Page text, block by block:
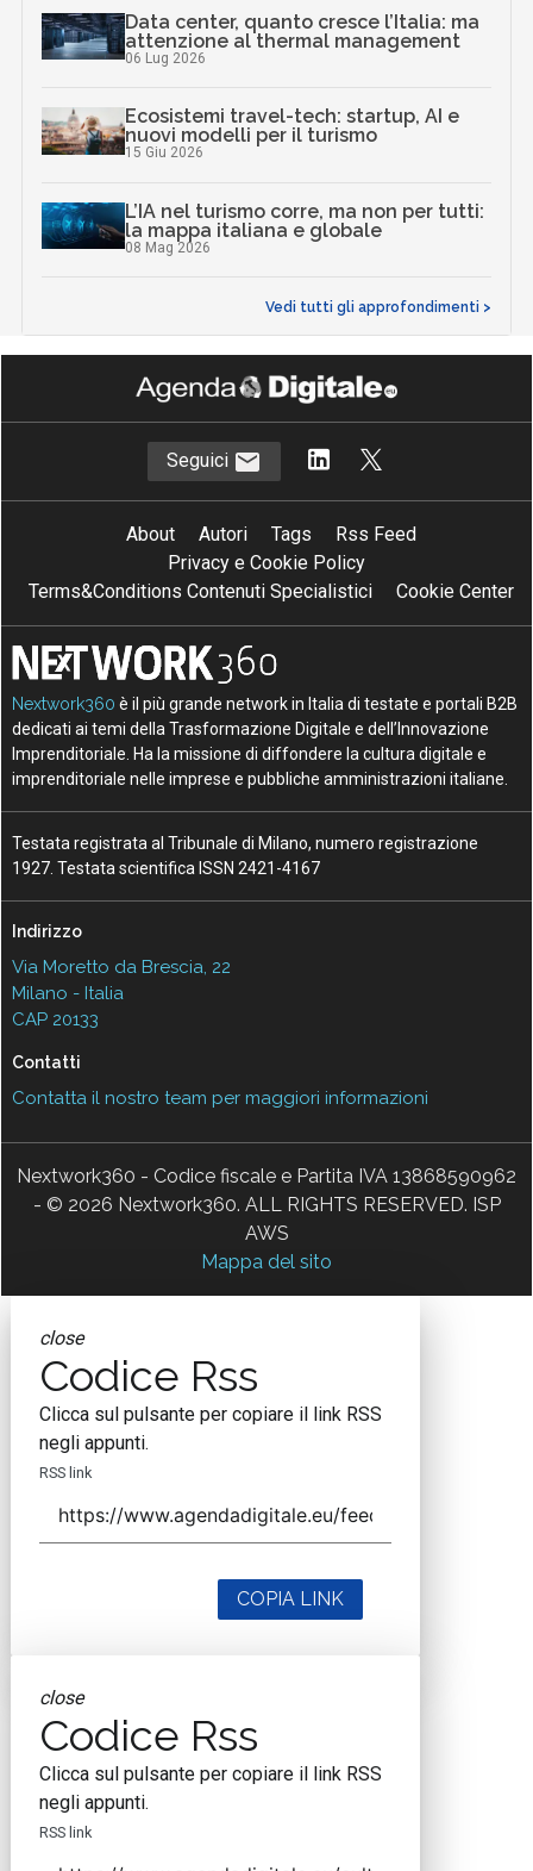
Data center, quanto cresce l’Italia: ma
attenzione al thermal management
06 Lug 2026
Ecosistemi travel-tech: startup, AI e
nuovi modelli per il turismo
15 Giu 2026
L’IA nel turismo corre, ma non per tutti:
la mappa italiana e globale
08 Mag 2026
Vedi tutti gli approfondimenti >
Seguici
About Autori Tags
Rss Feed
Privacy e Cookie Policy
Terms&Conditions Contenuti Specialistici
Cookie Center
Nextwork360 è il più grande network in Italia di testate e portali B2B
dedicati ai temi della Trasformazione Digitale e dell’Innovazione
Imprenditoriale. Ha la missione di diffondere la cultura digitale e
imprenditoriale nelle imprese e pubbliche amministrazioni italiane.
Testata registrata al Tribunale di Milano, numero registrazione
1927. Testata scientifica ISSN 2421-4167
Indirizzo
Via Moretto da Brescia, 22
Milano - Italia
CAP 20133
Contatti
Contatta il nostro team per maggiori informazioni
Nextwork360 - Codice fiscale e Partita IVA 13868590962
- © 2026 Nextwork360. ALL RIGHTS RESERVED. ISP
AWS
Mappa del sito
close
Codice Rss
Clicca sul pulsante per copiare il link RSS
negli appunti.
RSS link
COPIA LINK
close
Codice Rss
Clicca sul pulsante per copiare il link RSS
negli appunti.
RSS link